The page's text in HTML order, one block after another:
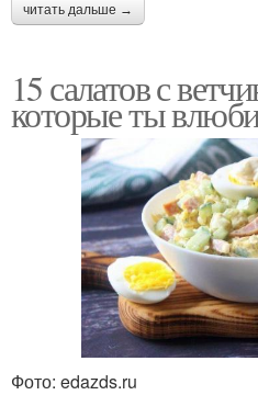
читать дальше →
15 салатов с
которые ты
Фото: edazds.ru